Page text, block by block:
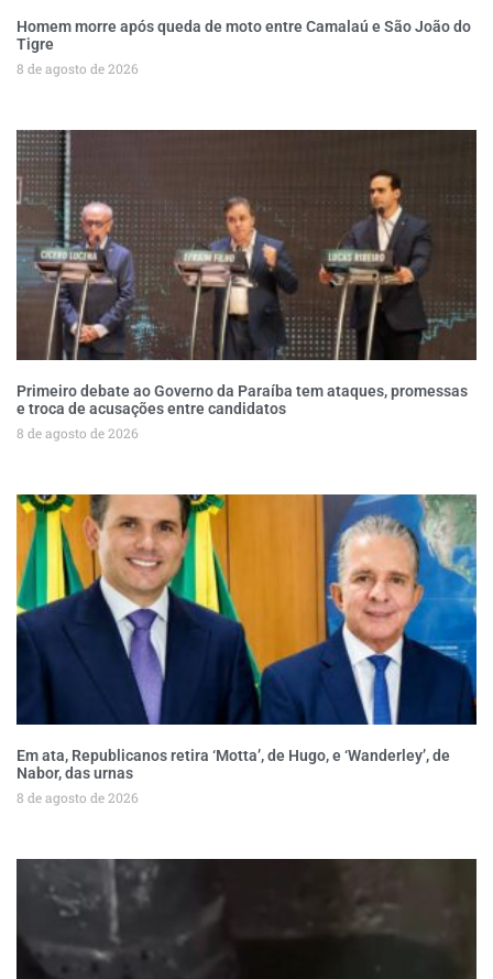
Homem morre após queda de moto entre Camalaú e São João do
Tigre
8 de agosto de 2026
Primeiro debate ao Governo da Paraíba tem ataques, promessas
e troca de acusações entre candidatos
8 de agosto de 2026
Em ata, Republicanos retira ‘Motta’, de Hugo, e ‘Wanderley’, de
Nabor, das urnas
8 de agosto de 2026